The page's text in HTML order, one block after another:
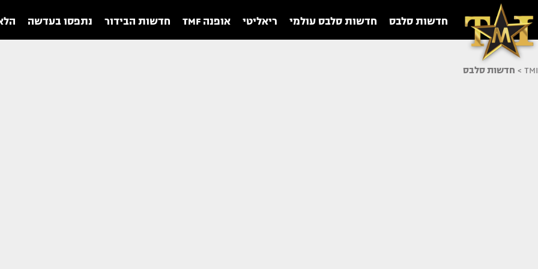
חדשות סלבס חדשות סלבס עולמי ריאליטי אופנה TMF חדשות הבידור נתפסו בעדשה
TMI
> חדשות סלבס